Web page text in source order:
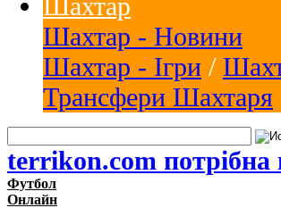
Шахтар - Новини
Шахтар - Ігри /
Трансфери Шахтаря
terrikon.com
Футбол
Онлайн